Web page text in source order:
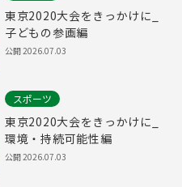
東京2020大会をきっかけに_
子どもの参画編
公開2026.07.03
スポーツ
東京2020大会をきっかけに_
環境・持続可能性編
公開2026.07.03